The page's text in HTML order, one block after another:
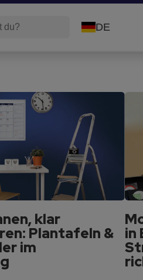
DE
klar
Plantafeln &
im
in